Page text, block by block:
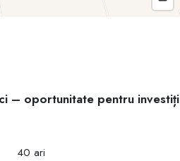
– oportunitate pentru
40 ari